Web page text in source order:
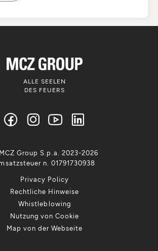
ALLE SEELEN
DES FEUERS
Privacy Policy
Rechtliche Hinweise
Whistleblowing
Nutzung von Cookie
Map von der Webseite
Group S.p.a. 2023-2026
n. 01791730938